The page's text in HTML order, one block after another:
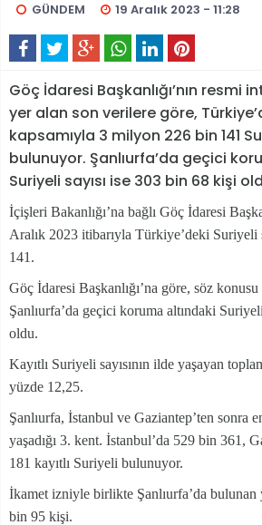
GÜNDEM 19 Aralık 2023 - 11:28
Göç İdaresi Başkanlığı’nın resmi
yer alan son verilere göre,
kapsamıyla 3 milyon 226 bin 141
bulunuyor. Şanlıurfa’da geçici
Suriyeli sayısı ise 303 bin 68 kişi
İçişleri Bakanlığı’na bağlı Göç İdaresi
Aralık 2023 itibarıyla Türkiye’deki Suriyeli
141.
Göç İdaresi Başkanlığı’na göre, söz
Şanlıurfa’da geçici koruma altındaki
oldu.
Kayıtlı Suriyeli sayısının ilde yaşayan
yüzde 12,25.
Şanlıurfa, İstanbul ve Gaziantep’ten sonra
yaşadığı 3. kent. İstanbul’da 529 bin 361,
181 kayıtlı Suriyeli bulunuyor.
İkamet izniyle birlikte Şanlıurfa’da bulunan
bin 95 kişi.